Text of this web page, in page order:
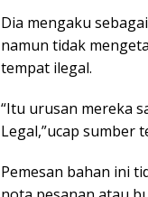
Dia mengaku
namun tidak
tempat ilegal.
“Itu urusan mereka
Legal,”ucap sumber
Pemesan bahan ini